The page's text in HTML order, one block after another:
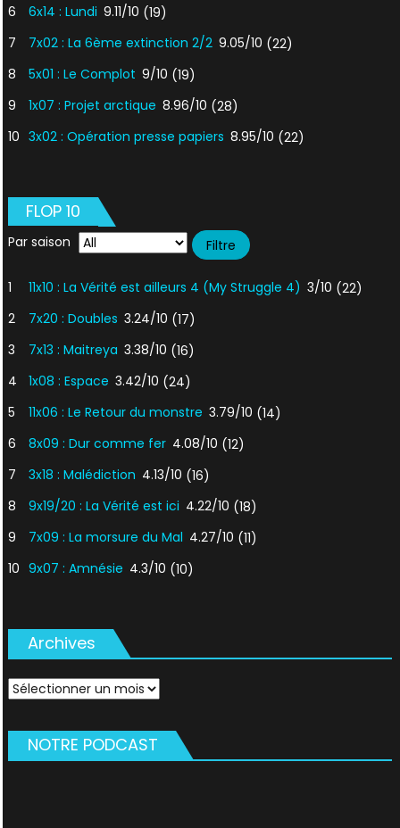
6
6x14 : Lundi 9.11/10 (19)
7
7x02 : La 6ème extinction 2/2 9.05/10 (22)
8
5x01 : Le Complot 9/10 (19)
9
1x07 : Projet arctique 8.96/10 (28)
10 3x02 : Opération presse papiers 8.95/10 (22)
FLOP 10
Par saison
1 11x10 : La Vérité est ailleurs 4 (My Struggle 4) 3/10 (22)
2
7x20 : Doubles 3.24/10 (17)
3
7x13 : Maitreya 3.38/10 (16)
4
1x08 : Espace 3.42/10 (24)
5
11x06 : Le Retour du monstre 3.79/10 (14)
6
8x09 : Dur comme fer 4.08/10 (12)
7
3x18 : Malédiction 4.13/10 (16)
8
9x19/20 : La Vérité est ici 4.22/10 (18)
9
7x09 : La morsure du Mal 4.27/10 (11)
10 9x07 : Amnésie 4.3/10 (10)
Archives
Archives
NOTRE PODCAST